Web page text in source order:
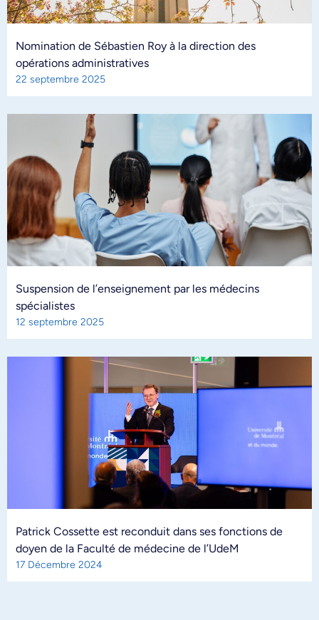
Nomination de Sébastien Roy à la direction des
opérations administratives
22 septembre 2025
Suspension de l’enseignement par les médecins
spécialistes
12 septembre 2025
Patrick Cossette est reconduit dans ses fonctions de
doyen de la Faculté de médecine de l’UdeM
17 Décembre 2024